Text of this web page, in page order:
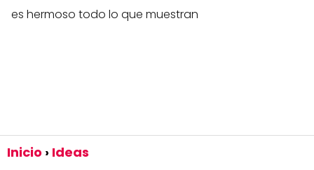
es hermoso todo lo que muestran
Inicio Ideas